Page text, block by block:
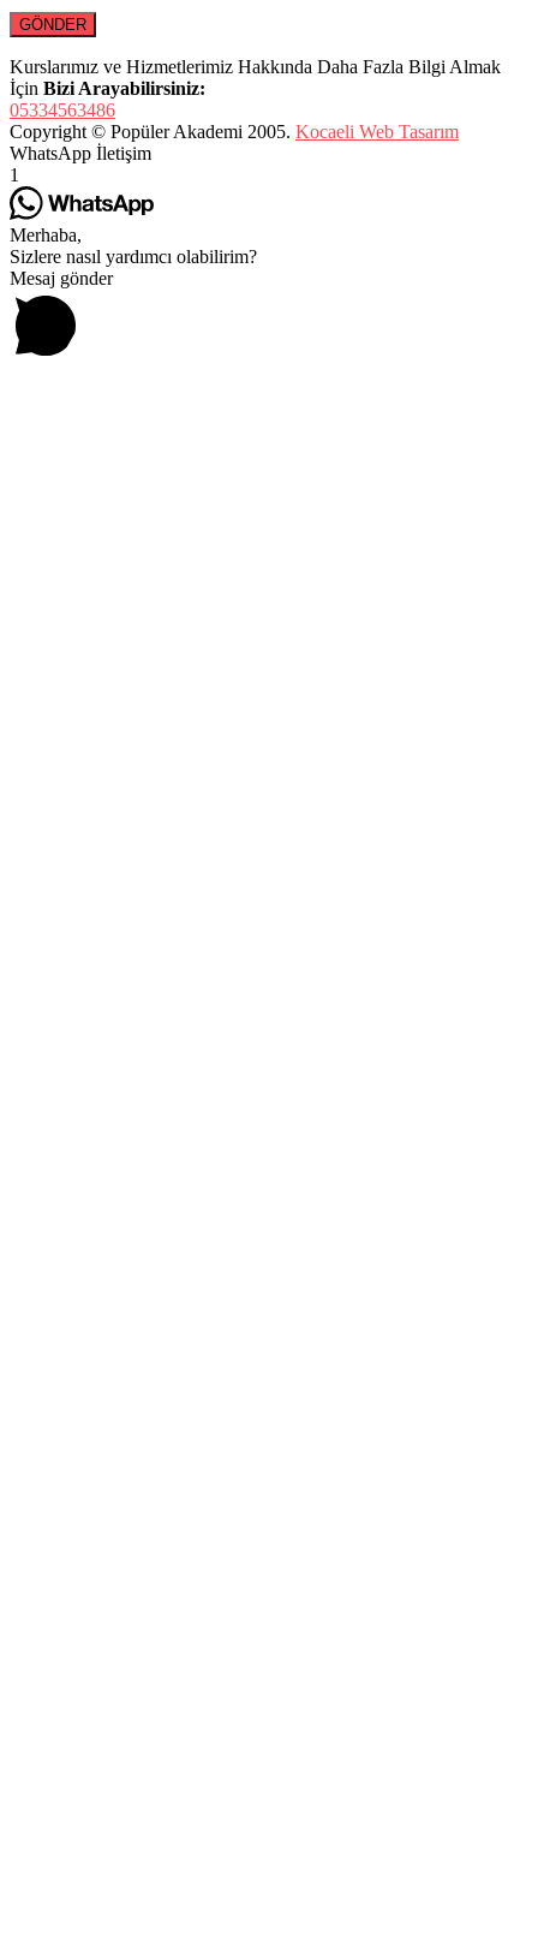
Kurslarımız ve Hizmetlerimiz Hakkında Daha Fazla Bilgi Almak
İçin Bizi Arayabilirsiniz:
05334563486
Copyright © Popüler Akademi 2005. Kocaeli Web Tasarım
WhatsApp İletişim
1
Merhaba,
Sizlere nasıl yardımcı olabilirim?
Mesaj gönder